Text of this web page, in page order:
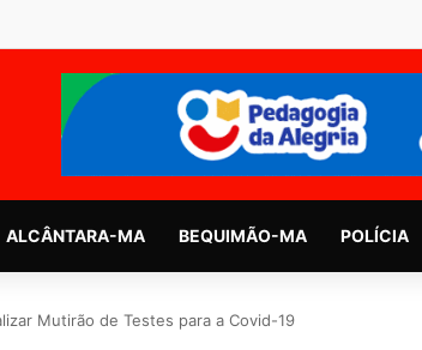
ALCÂNTARA-MA BEQUIMÃO-MA POLÍCIA
Mutirão de Testes para a Covid-19